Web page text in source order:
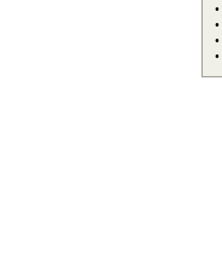
•
•
•
•